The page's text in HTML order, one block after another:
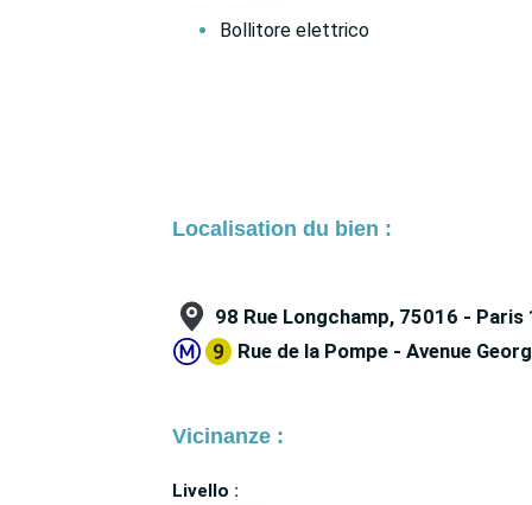
Bollitore elettrico
Localisation du bien :
98 Rue Longchamp, 75016 - Paris
Rue de la Pompe - Avenue
Vicinanze :
Livello :